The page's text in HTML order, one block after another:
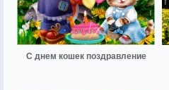
С днем кошек поздравление